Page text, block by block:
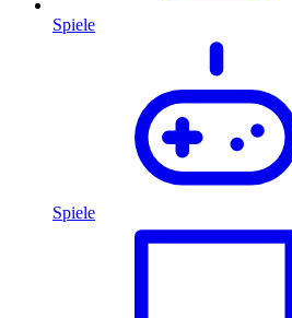
Spiele
Spiele